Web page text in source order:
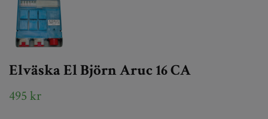
Elväska El Björn Aruc 16 CA
495 kr